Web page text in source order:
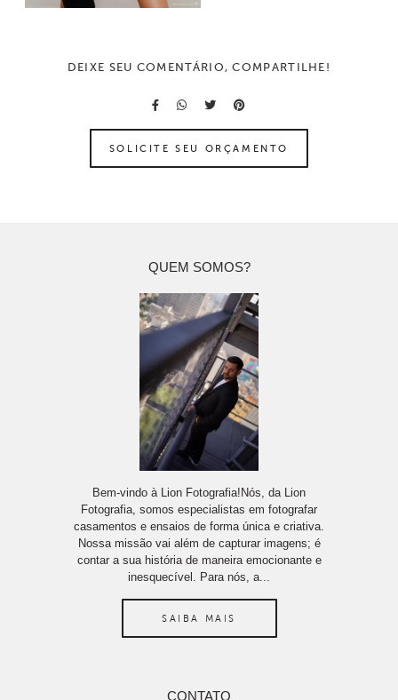
DEIXE SEU COMENTÁRIO, COMPARTILHE!
SOLICITE SEU ORÇAMENTO
QUEM SOMOS?
Bem-vindo à Lion Fotografia!Nós, da Lion
Fotografia, somos especialistas em fotografar
casamentos e ensaios de forma única e criativa.
Nossa missão vai além de capturar imagens; é
contar a sua história de maneira emocionante e
inesquecível. Para nós, a...
SAIBA MAIS
CONTATO